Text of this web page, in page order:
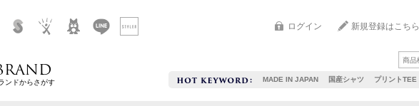
MADE IN JAPAN 国産シャツ プリントTEE
ログイン 新規登録はこちら
ンドからさがす